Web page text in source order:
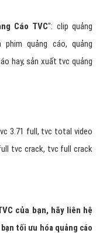
Cáo TVC": clip quảng
phim quảng cáo,quảng
hay,sản xuất tvc quảng
3.71 full, tvc total video
tvc crack, tvc full crack
của bạn, hãy liên hệ
tối ưu hóa quảng cáo